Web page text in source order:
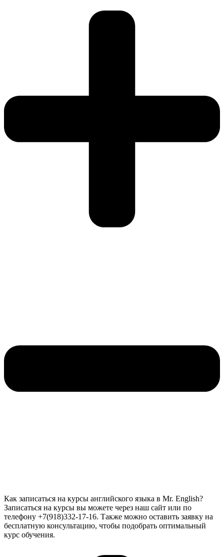
Как записаться на курсы английского языка в Mr. English?
Записаться на курсы вы можете через наш сайт или по
телефону +7(918)332-17-16. Также можно оставить заявку на
бесплатную консультацию, чтобы подобрать оптимальный
курс обучения.